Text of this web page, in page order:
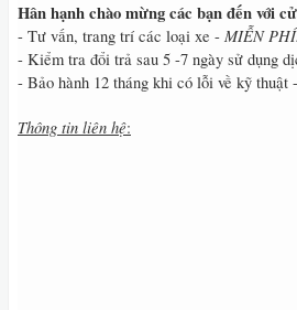
Hân hạnh chào mừng các bạn đến với
- Tư vấn, trang trí các loại xe - MIỄN PHÍ.
- Kiểm tra đổi trả sau 5 -7 ngày sử dụng
- Bảo hành 12 tháng khi có lỗi về kỹ thuật -
Thông tin liên hệ: